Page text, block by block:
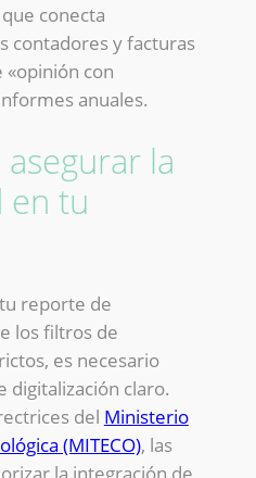
conecta
contadores y facturas
«opinión con
anuales.
asegurar la
en tu
reporte de
los filtros de
es necesario
digitalización claro.
del Ministerio
(MITECO), las